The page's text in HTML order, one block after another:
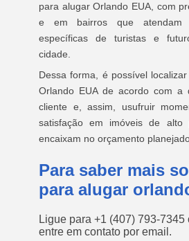
para alugar Orlando EUA, com
e em bairros que atendam
específicas de turistas e
cidade.
Dessa forma, é possível
Orlando EUA de acordo com a
cliente e, assim, usufruir
satisfação em imóveis de
encaixam no orçamento
Para saber mais
para alugar
Ligue para +1 (407) 793-7345
entre em contato por email.